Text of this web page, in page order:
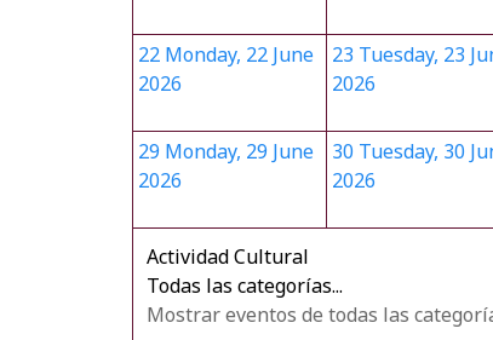
22 Monday, 22 June
2026
23 Tuesday, 23
2026
29 Monday, 29 June
2026
30 Tuesday, 30
2026
Actividad Cultural
Todas las categorías...
Mostrar eventos de todas las